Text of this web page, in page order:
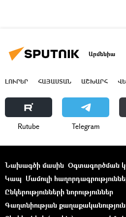
Արմենիա
ԼՈՒՐԵՐ ՀԱՅԱՍՏԱՆ ԱՇԽԱՐՀ
Rutube Telegram
Նախագծի մասին Օգտագործման
Կապ Մամուլի
Ընկերությունների նորություններ
Գաղտնիության քաղաքականություն